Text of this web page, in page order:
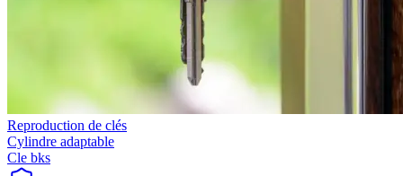
Reproduction de clés
Cylindre adaptable
Cle bks